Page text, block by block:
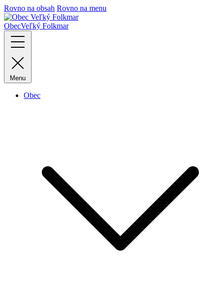
Rovno na obsah Rovno na menu
ObecVeľký Folkmar
Menu
Obec